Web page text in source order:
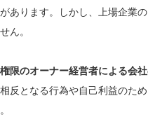
あります。しかし、上場企業
ん。
限のオーナー経営者による会
反となる行為や自己利益のた